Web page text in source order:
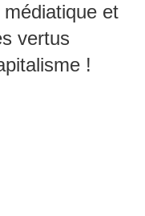
et
vertus
!